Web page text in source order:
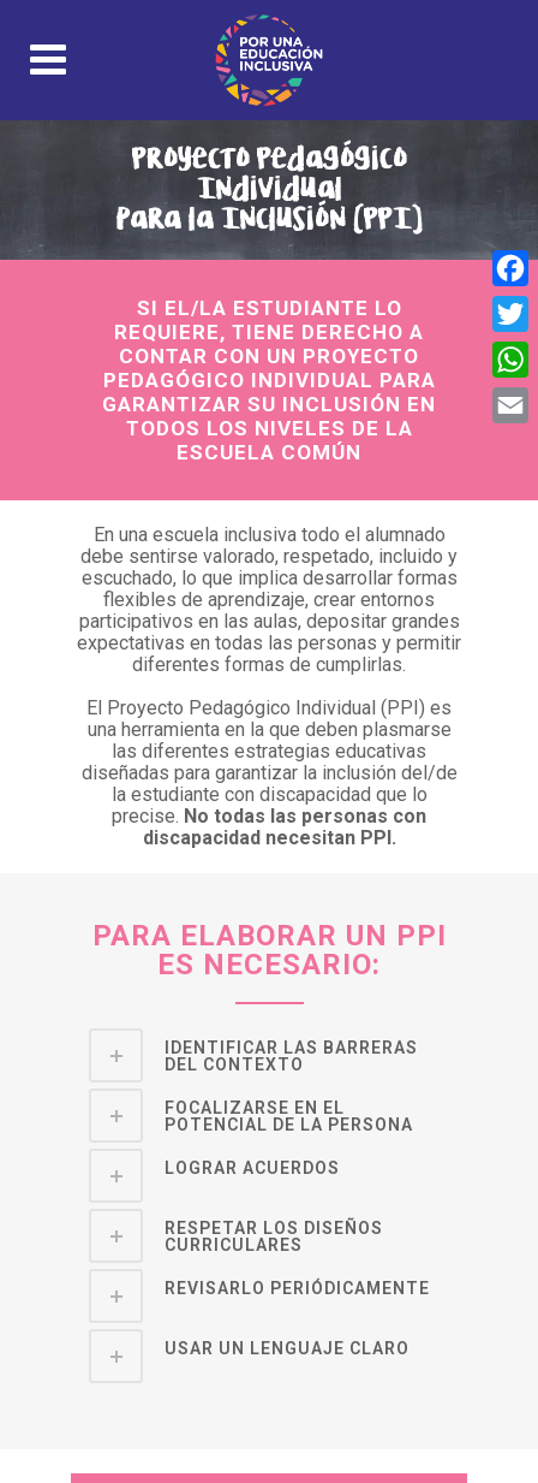
Proyecto Pedagógico
Individual
para la Inclusión (PPI)
SI EL/LA ESTUDIANTE LO
REQUIERE, TIENE DERECHO A
CONTAR CON UN PROYECTO
PEDAGÓGICO INDIVIDUAL PARA
GARANTIZAR SU INCLUSIÓN EN
TODOS LOS NIVELES DE LA
ESCUELA COMÚN
En una escuela inclusiva todo el alumnado
debe sentirse valorado, respetado, incluido y
escuchado, lo que implica desarrollar formas
flexibles de aprendizaje, crear entornos
participativos en las aulas, depositar grandes
expectativas en todas las personas y permitir
diferentes formas de cumplirlas.
El Proyecto Pedagógico Individual (PPI) es
una herramienta en la que deben plasmarse
las diferentes estrategias educativas
diseñadas para garantizar la inclusión del/de
la estudiante con discapacidad que lo
precise. No todas las personas con
discapacidad necesitan PPI.
PARA ELABORAR UN PPI
ES NECESARIO:
IDENTIFICAR LAS BARRERAS
DEL CONTEXTO
FOCALIZARSE EN EL
POTENCIAL DE LA PERSONA
LOGRAR ACUERDOS
RESPETAR LOS DISEÑOS
CURRICULARES
REVISARLO PERIÓDICAMENTE
USAR UN LENGUAJE CLARO